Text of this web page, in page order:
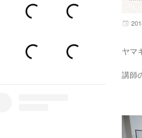
ヤマ
講師